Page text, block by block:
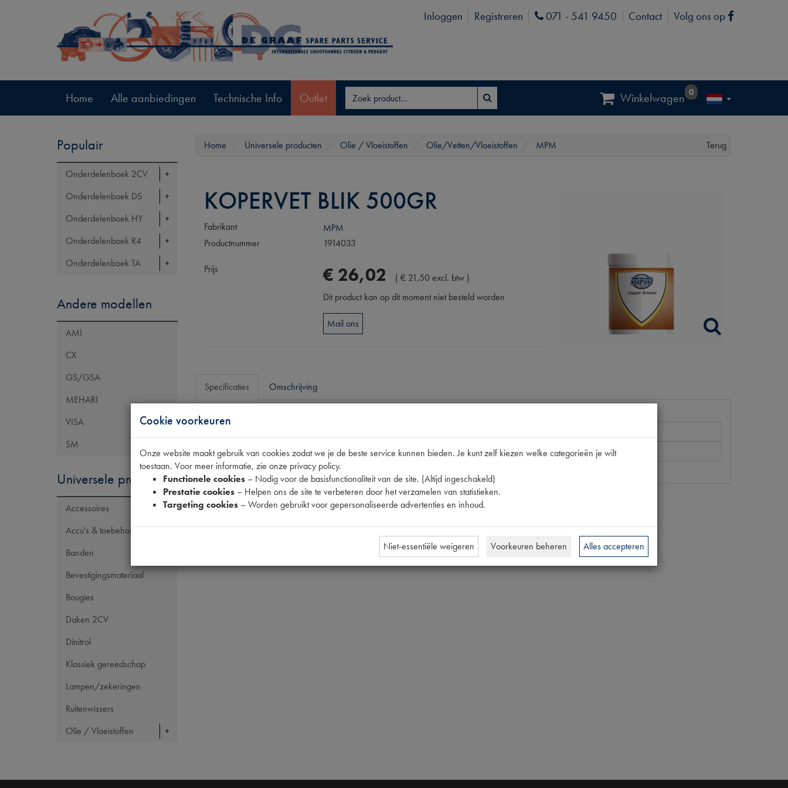
Inloggen Registreren Phone
071 - 541 9450 Contact Volg ons op Facebook
Home Alle aanbiedingen Technische Info Outlet Winkelwagen 0
Populair
Onderdelenboek 2CV
Onderdelenboek DS
Onderdelenboek HY
Onderdelenboek R4
Onderdelenboek TA
Andere modellen
AMI
CX
GS/GSA
MEHARI
VISA
SM
Universele producten
Accessoires
Accu's & toebehoren
Banden
Bevestigingsmateriaal
Bougies
Daken 2CV
Dinitrol
Klassiek gereedschap
Lampen/zekeringen
Ruitenwissers
Olie / Vloeistoffen
Terug
Home Universele producten Olie / Vloeistoffen Olie/Vetten/Vloeistoffen MPM
KOPERVET BLIK 500GR
Fabrikant
MPM
Productnummer
1914033
Prijs € 26,02 (€ 21,50excl. btw )
Dit product kan op dit moment niet besteld worden
Mail ons
Specificaties Omschrijving
Codes
5301 VALVOLINE | 63001 | BB 004 | KOPERVET 6
Cookie voorkeuren
Onze website maakt gebruik van cookies zodat we je de beste service kunnen bieden. Je kunt zelf kiezen welke categorieën je wilt
toestaan. Voor meer informatie, zie onze privacy policy.
Functionele cookies – Nodig voor de basisfunctionaliteit van de site. (Altijd ingeschakeld)
Prestatie cookies – Helpen ons de site te verbeteren door het verzamelen van statistieken.
Targeting cookies – Worden gebruikt voor gepersonaliseerde advertenties en inhoud.
Niet-essentiële weigeren Voorkeuren beheren Alles accepteren